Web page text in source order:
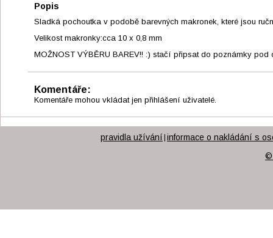
Popis
Sladká pochoutka v podobě barevných makronek, které jsou
Velikost makronky:cca 10 x 0,8 mm
MOŽNOST VÝBĚRU BAREV!! :) stačí připsat do poznámky pod
Komentáře:
Komentáře mohou vkládat jen přihlášení uživatelé.
pravidla užívání informace o nakládání s
©